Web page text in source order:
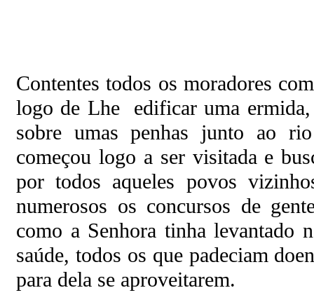
Contentes todos os moradores
logo de Lhe edificar uma
sobre umas penhas junto ao
começou logo a ser visitada e
por todos aqueles povos
numerosos os concursos de
como a Senhora tinha levantado
saúde, todos os que padeciam
para dela se aproveitarem.